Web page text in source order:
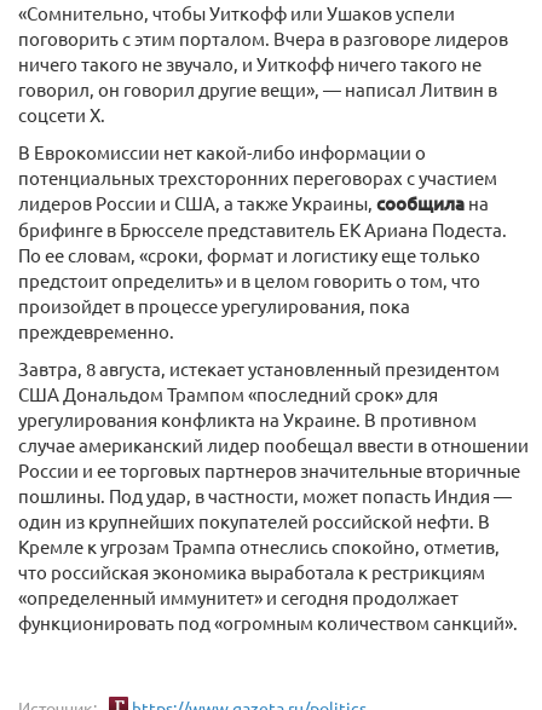
«Сомнительно, чтобы Уиткофф или Ушаков успели
поговорить с этим порталом. Вчера в разговоре лидеров
ничего такого не звучало, и Уиткофф ничего такого не
говорил, он говорил другие вещи», — написал Литвин в
соцсети Х.
В Еврокомиссии нет какой-либо информации о
потенциальных трехсторонних переговорах с участием
лидеров России и США, а также Украины, сообщила на
брифинге в Брюсселе представитель ЕК Ариана Подеста.
По ее словам, «сроки, формат и логистику еще только
предстоит определить» и в целом говорить о том, что
произойдет в процессе урегулирования, пока
преждевременно.
Завтра, 8 августа, истекает установленный президентом
США Дональдом Трампом «последний срок» для
урегулирования конфликта на Украине. В противном
случае американский лидер пообещал ввести в отношении
России и ее торговых партнеров значительные вторичные
пошлины. Под удар, в частности, может попасть Индия —
один из крупнейших покупателей российской нефти. В
Кремле к угрозам Трампа отнеслись спокойно, отметив,
что российская экономика выработала к рестрикциям
«определенный иммунитет» и сегодня продолжает
функционировать под «огромным количеством санкций».